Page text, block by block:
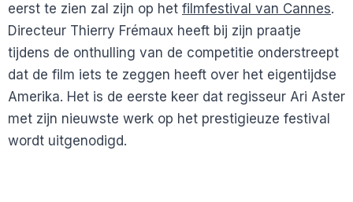
eerst te zien zal zijn op het filmfestival van Cannes.
Directeur Thierry Frémaux heeft bij zijn praatje
tijdens de onthulling van de competitie onderstreept
dat de film iets te zeggen heeft over het eigentijdse
Amerika. Het is de eerste keer dat regisseur Ari Aster
met zijn nieuwste werk op het prestigieuze festival
wordt uitgenodigd.